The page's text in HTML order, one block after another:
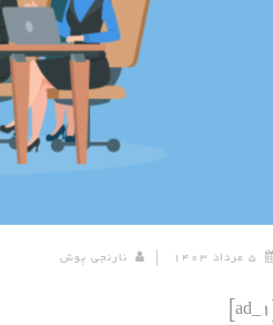
۵ مرداد ۱۴۰۳ نارنجی پوش